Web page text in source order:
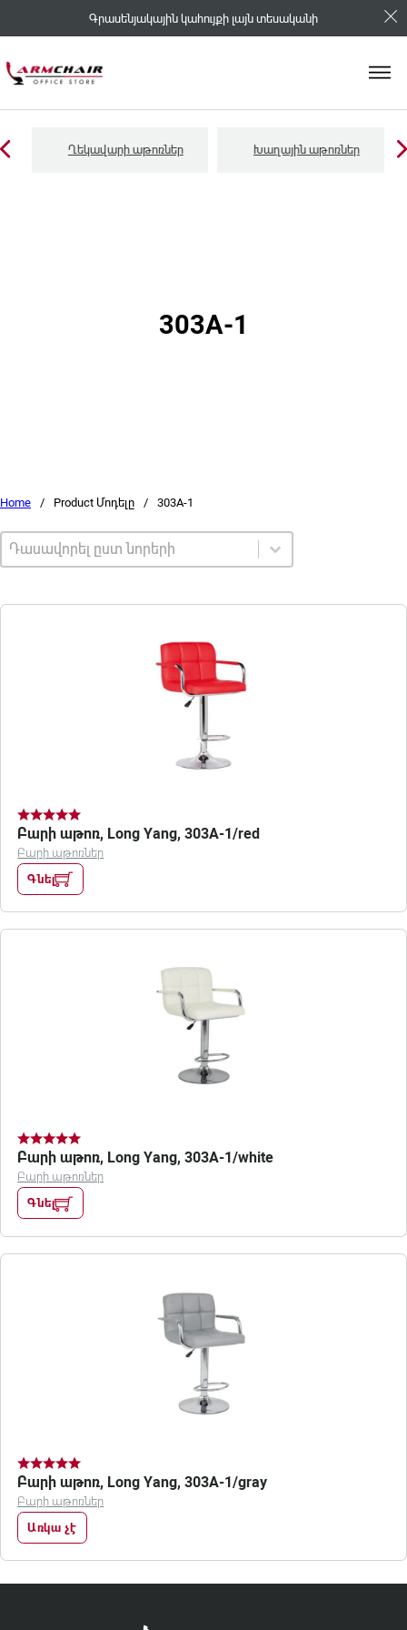
Գրասենյակային կահույքի լայն տեսականի
Ղեկավարի աթոռներ Խաղային աթոռներ
303A-1
Home / Product Մոդելը / 303A-1
Sort by
Sort content
Բարի աթոռ, Long Yang, 303A-1/red
Բարի աթոռներ
Գնել
Բարի աթոռ, Long Yang, 303A-1/white
Բարի աթոռներ
Գնել
Բարի աթոռ, Long Yang, 303A-1/gray
Բարի աթոռներ
Առկա չէ